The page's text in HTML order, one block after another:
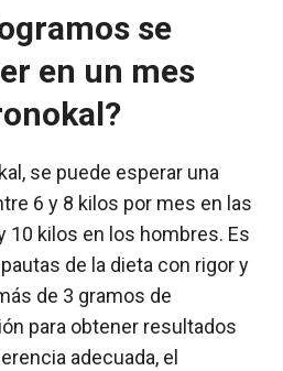
se
en un mes
se puede esperar una
6 y 8 kilos por mes en las
10 kilos en los hombres. Es
de la dieta con rigor y
de 3 gramos de
para obtener resultados
adecuada, el